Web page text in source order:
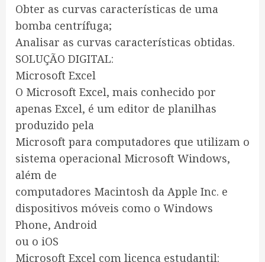
Obter as curvas características de uma
bomba centrífuga;
Analisar as curvas características obtidas.
SOLUÇÃO DIGITAL:
Microsoft Excel
O Microsoft Excel, mais conhecido por
apenas Excel, é um editor de planilhas
produzido pela
Microsoft para computadores que utilizam o
sistema operacional Microsoft Windows,
além de
computadores Macintosh da Apple Inc. e
dispositivos móveis como o Windows
Phone, Android
ou o iOS
Microsoft Excel com licença estudantil: